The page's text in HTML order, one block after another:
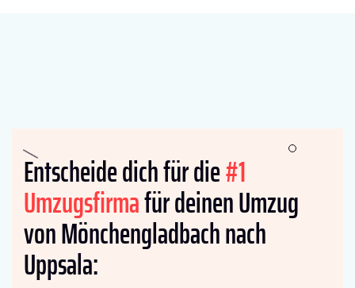
Entscheide dich für die#1
Umzugsfirmafür deinen Umzug
von Mönchengladbach nach
Uppsala: